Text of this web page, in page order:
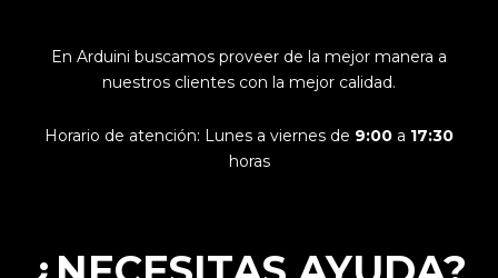
En Arduini buscamos proveer de la mejor manera a
nuestros clientes con la mejor calidad.
Horario de atención: Lunes a viernes de 9:00 a 17:30
horas